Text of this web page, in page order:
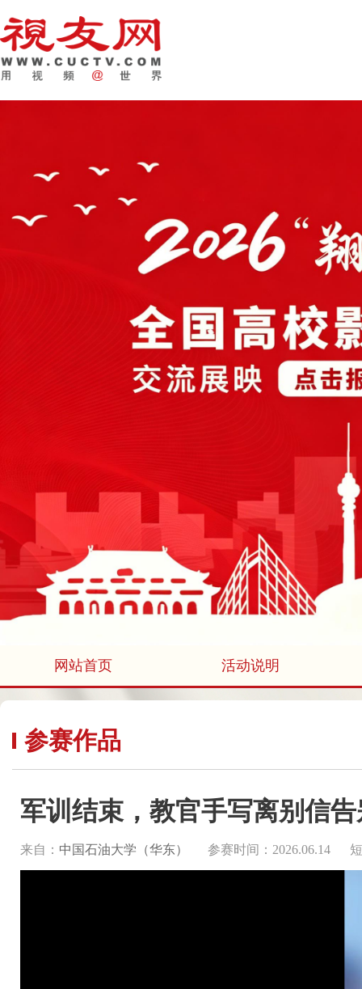
网站首页 活动说明
参赛作品
军训结束，教官手写离别信
来自： 中国石油大学（华东） 参赛时间：2026.06.14